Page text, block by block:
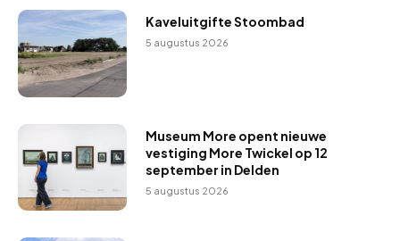
Kaveluitgifte Stoombad
5 augustus 2026
Museum More opent nieuwe
vestiging More Twickel op 12
september in Delden
5 augustus 2026